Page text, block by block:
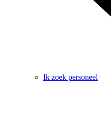
Ik zoek personeel